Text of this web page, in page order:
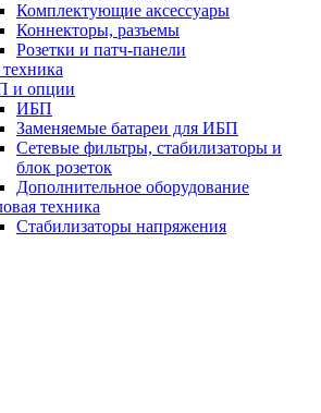
Комплектующие аксессуары
Коннекторы, разъемы
Розетки и патч-панели
и опции
ИБП
Заменяемые батареи для ИБП
Сетевые фильтры, стабилизаторы и
блок розеток
Дополнительное оборудование
техника
Стабилизаторы напряжения